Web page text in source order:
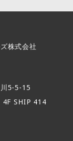
株式会社
5-5-15​
4F SHIP 414